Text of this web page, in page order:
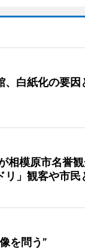
、白紙化の要
相模原市名誉
リ」観客や市民
を問う”